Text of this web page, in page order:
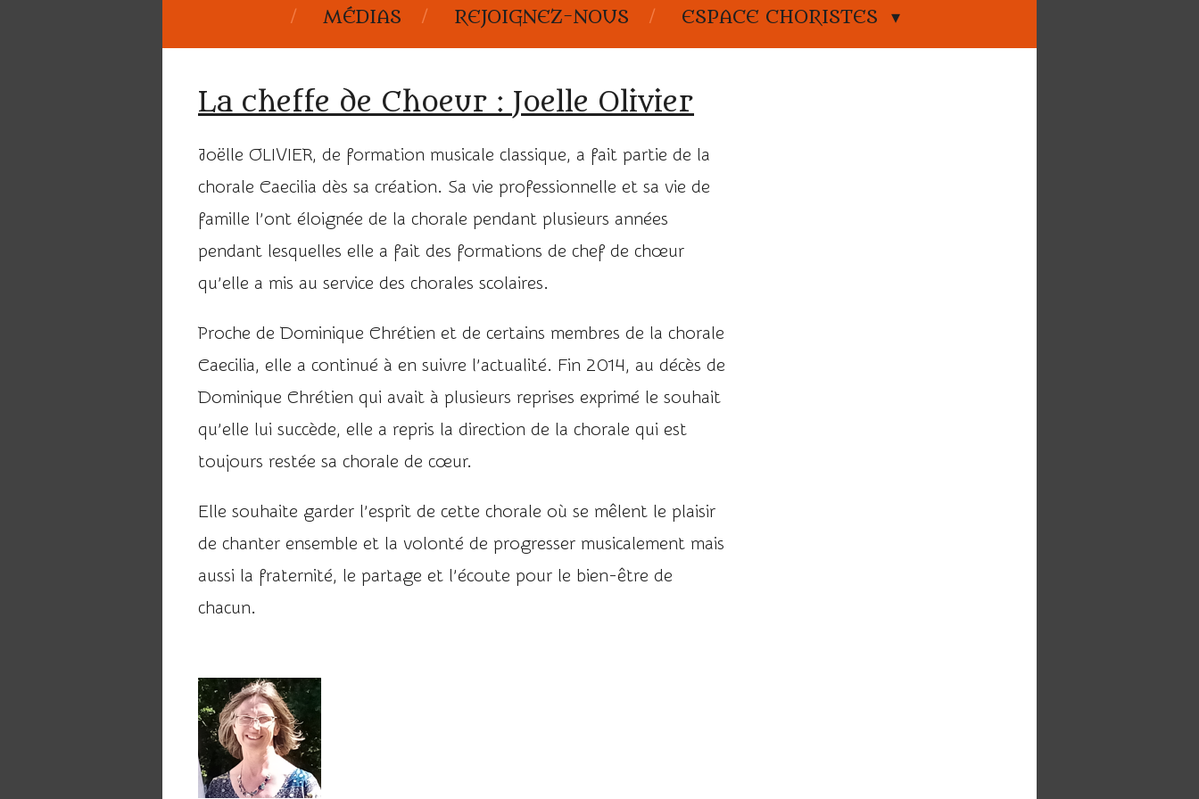
MÉDIAS
REJOIGNEZ-NOUS ESPACE CHORISTES
La cheffe de Choeur : Joelle Olivier
Joëlle OLIVIER, de formation musicale classique, a fait partie de la
chorale Caecilia dès sa création. Sa vie professionnelle et sa vie de
famille l’ont éloignée de la chorale pendant plusieurs années
pendant lesquelles elle a fait des formations de chef de chœur
qu’elle a mis au service des chorales scolaires.
Proche de Dominique Chrétien et de certains membres de la chorale
Caecilia, elle a continué à en suivre l’actualité. Fin 2014, au décès de
Dominique Chrétien qui avait à plusieurs reprises exprimé le souhait
qu’elle lui succède, elle a repris la direction de la chorale qui est
toujours restée sa chorale de cœur.
Elle souhaite garder l’esprit de cette chorale où se mêlent le plaisir
de chanter ensemble et la volonté de progresser musicalement mais
aussi la fraternité, le partage et l’écoute pour le bien-être de
chacun.